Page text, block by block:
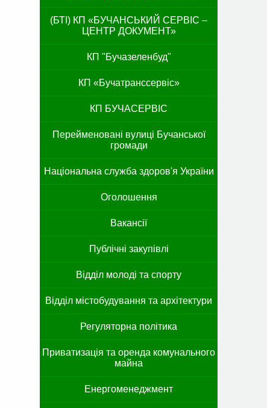
(БТІ) КП «БУЧАНСЬКИЙ СЕРВІС –
ЦЕНТР ДОКУМЕНТ»
КП "Бучазеленбуд"
КП «Бучатранссервіс»
КП БУЧАСЕРВІС
Перейменовані вулиці Бучанської
громади
Національна служба здоров'я України
Оголошення
Вакансії
Публічні закупівлі
Відділ молоді та спорту
Відділ містобудування та архітектури
Регуляторна політика
Приватизація та оренда комунального
майна
Енергоменеджмент